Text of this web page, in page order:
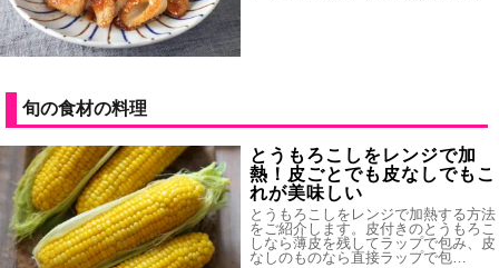
旬の食材の料理
とうもろこしをレンジで加
熱！皮ごとでも皮なしでもこ
れが美味しい
とうもろこしをレンジで加熱する方法
をご紹介します。皮付きのとうもろこ
しなら薄皮を残してラップで包み、皮
なしのものなら直接ラップで包…